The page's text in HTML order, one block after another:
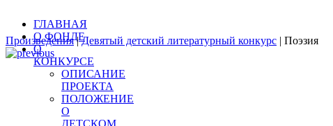
ГЛАВНАЯ
О ФОНДЕ
О
КОНКУРСЕ
ОПИСАНИЕ
ПРОЕКТА
ПОЛОЖЕНИЕ
О
ДЕТСКОМ
Произведения|Девятый детский литературный конкурс | Поэзия